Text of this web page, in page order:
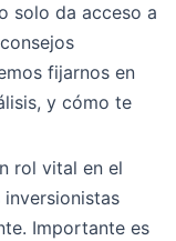
solo da acceso a
fijarnos en
y cómo te
rol vital en el
inversionistas
Importante es